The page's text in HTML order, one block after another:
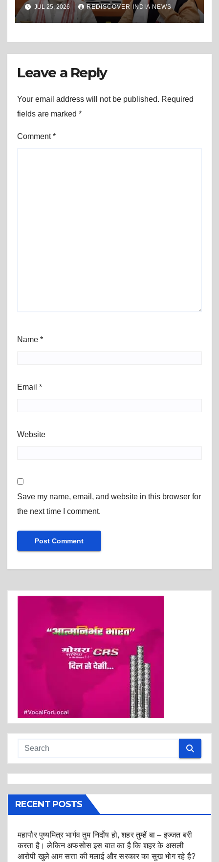
चिंता का विषय हैं?
JUL 25, 2026 REDISCOVER INDIA NEWS
Leave a Reply
Your email address will not be published. Required
fields are marked *
Comment*
Name *
Email *
Website
Save my name, email, and website in this browser for
the next time I comment.
RECENT POSTS
महापौर पुष्यमित्र भार्गव तुम निर्दोष हो, शहर तुम्हें बा – इज्जत बरी
करता है। लेकिन अफसोस इस बात का है कि शहर के असली
आरोपी खुले आम सत्ता की मलाई और सरकार का सुख भोग रहे है?